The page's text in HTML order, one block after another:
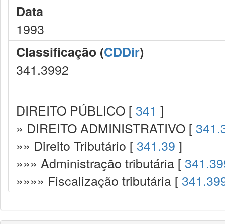
Data
1993
Classificação (CDDir)
341.3992
DIREITO PÚBLICO [ 341 ]
» DIREITO ADMINISTRATIVO [
»» Direito Tributário [ 341.39 ]
»»» Administração tributária [
»»»» Fiscalização tributária [